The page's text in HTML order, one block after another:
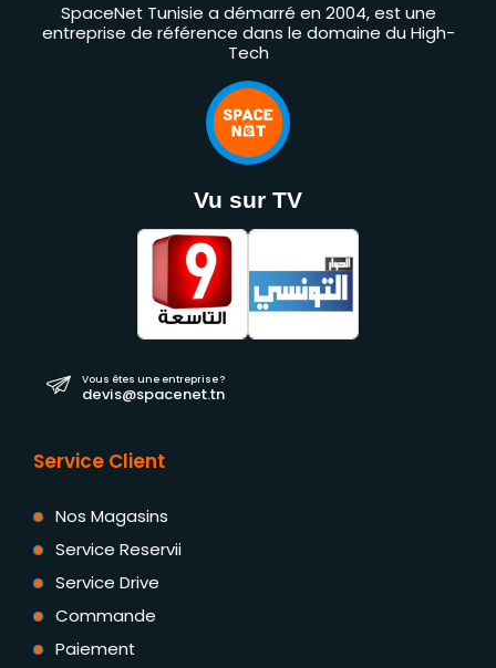
SpaceNet Tunisie a démarré en 2004, est une
entreprise de référence dans le domaine du High-
Tech
Vu sur TV
Vous êtes une entreprise ?
devis@spacenet.tn
Service Client
Nos Magasins
Service Reservii
Service Drive
Commande
Paiement